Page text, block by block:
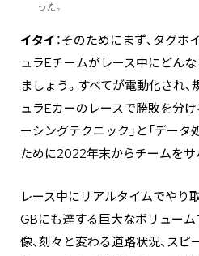
った。
イタイ ：そのためにまず、タグホ
ュラEチームがレース中にどん
ましょう。すべてが電動化され
ュラEカーのレースで勝敗を分け
ーシングテクニック」と「データ
ために2022年末からチームをサ
レース中にリアルタイムでやり
GBにも達する巨大なボリュー
像、刻々と変わる道路状況、スピ